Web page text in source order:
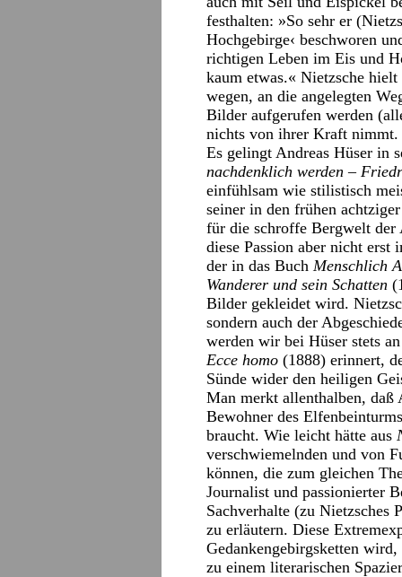
festhalten: »So sehr er
Hochgebirge‹ beschworen
richtigen Leben im Eis und
kaum etwas.« Nietzsche
wegen, an die angelegten
Bilder aufgerufen werden
nichts von ihrer Kraft nimmt.
Es gelingt Andreas Hüser in
nachdenklich werden –
einfühlsam wie stilistisch
seiner in den frühen
für die schroffe Bergwelt
diese Passion aber nicht erst
der in das Buch Menschlich
Wanderer und sein Schatten
Bilder gekleidet wird.
sondern auch der
werden wir bei Hüser stets
Ecce homo (1888) erinnert,
Sünde wider den heiligen
Man merkt allenthalben, daß
Bewohner des
braucht. Wie leicht hätte aus
verschwiemelnden und von
können, die zum gleichen
Journalist und passionierter
Sachverhalte (zu Nietzsches
zu erläutern. Diese
Gedankengebirgsketten
zu einem literarischen